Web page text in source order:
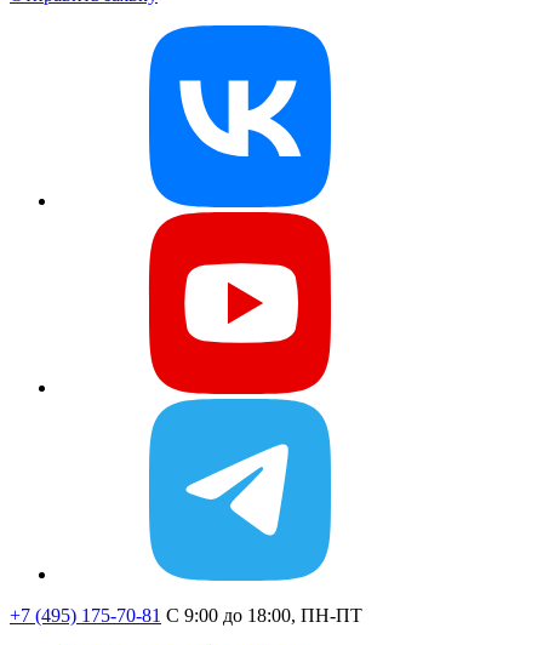
+7 (495) 175-70-81 C 9:00 до 18:00, ПН-ПТ